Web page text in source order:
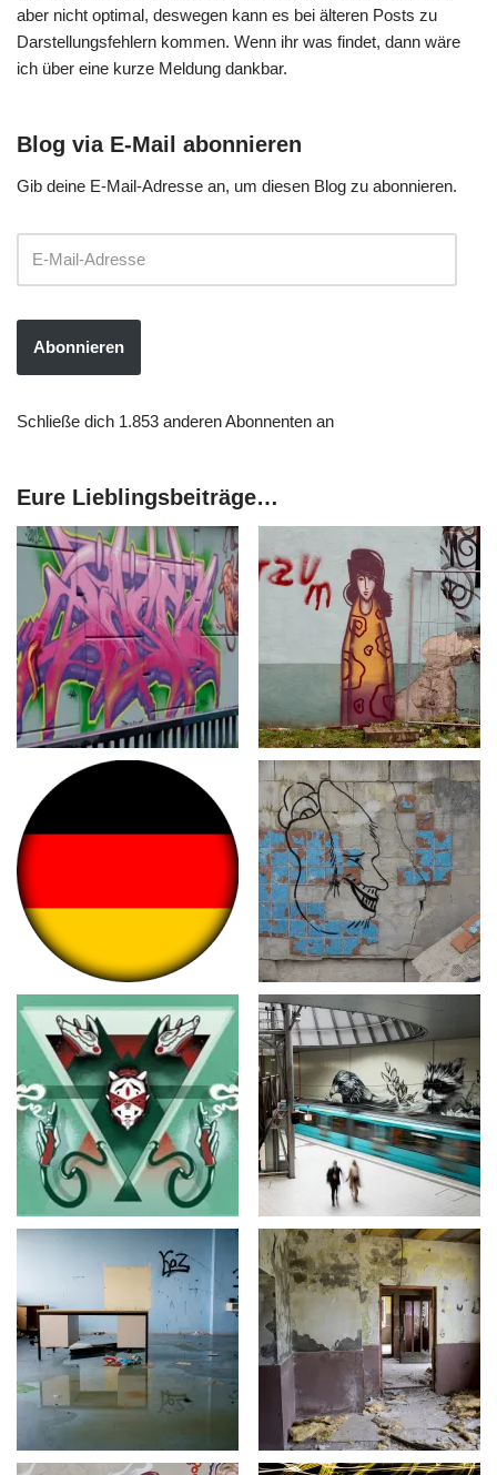
aber nicht optimal, deswegen kann es bei älteren Posts zu
Darstellungsfehlern kommen. Wenn ihr was findet, dann wäre
ich über eine kurze Meldung dankbar.
Blog via E-Mail abonnieren
Gib deine E-Mail-Adresse an, um diesen Blog zu abonnieren.
Abonnieren
Schließe dich 1.853 anderen Abonnenten an
Eure Lieblingsbeiträge…